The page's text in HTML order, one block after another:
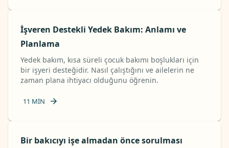
İşveren Destekli Yedek Bakım: Anlamı ve
Planlama
Yedek bakım, kısa süreli çocuk bakımı boşlukları için
bir işyeri desteğidir. Nasıl çalıştığını ve ailelerin ne
zaman plana ihtiyacı olduğunu öğrenin.
11 MIN
Bir bakıcıyı işe almadan önce sorulması